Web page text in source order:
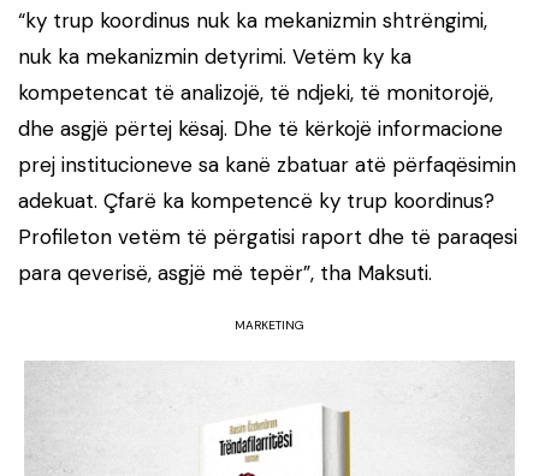
“ky trup koordinus nuk ka mekanizmin shtrëngimi,
nuk ka mekanizmin detyrimi. Vetëm ky ka
kompetencat të analizojë, të ndjeki, të monitorojë,
dhe asgjë përtej kësaj. Dhe të kërkojë informacione
prej institucioneve sa kanë zbatuar atë përfaqësimin
adekuat. Çfarë ka kompetencë ky trup koordinus?
Profileton vetëm të përgatisi raport dhe të paraqesi
para qeverisë, asgjë më tepër”, tha Maksuti.
MARKETING